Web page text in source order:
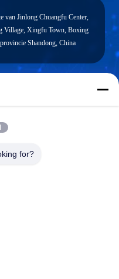
van Jinlong Chuangfu Center,
Village, Xingfu Town, Boxing
Shandong, China
for?